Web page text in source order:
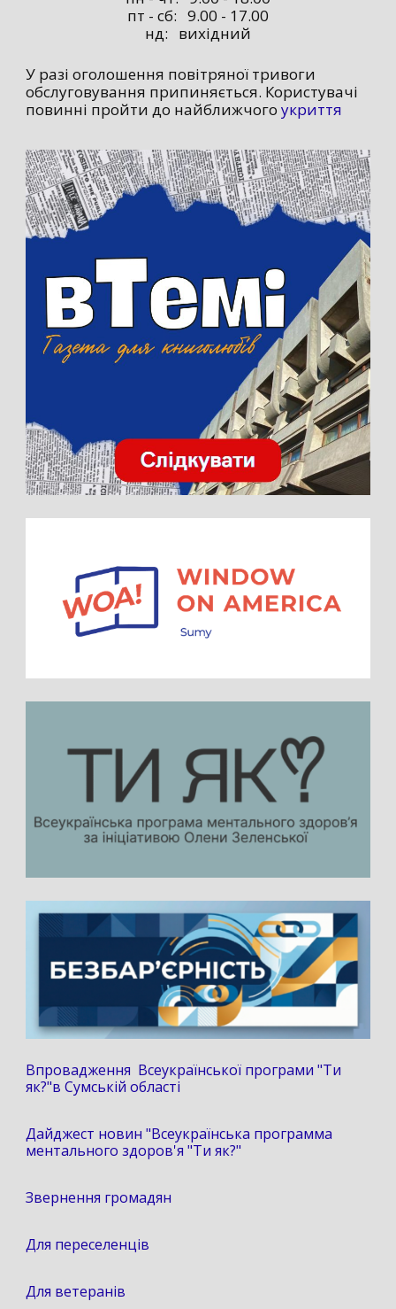
пт - сб: 9.00 - 17.00
нд: вихідний
У разі оголошення повітряної тривоги
обслуговування припиняється. Користувачі
повинні пройти до найближчого укриття
Впровадження Всеукраїнської програми "Ти
як?"в Сумській області
Дайджест новин "Всеукраїнська программа
ментального здоров'я "Ти як?"
Звернення громадян
Для переселенців
Для ветеранів